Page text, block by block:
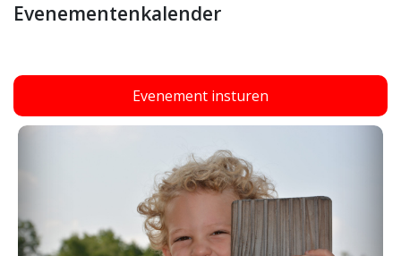
Evenementenkalender
Evenement insturen